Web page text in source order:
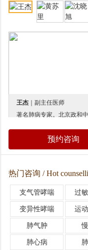
王杰 ｜副主任医师
著名肺病专家。北京政和中医院首席专家。 世界中医学会及中华名医协会理事和香港中华中医药学院客座教授。中国老年学学会中医研究委员会委员，中华中医药学会肺病分会主任委员，国家中医药管理局“十一五”计划肺病重点专科负责人。 曾发表三部专著与40余篇论文，她总结40余年临床、教研经验，根据自研的理论--体质是疾病产生的根源，研究出
预约咨询
热门咨询 / Hot
支气管哮喘 过
变异性哮喘 运
肺气肿
肺心病